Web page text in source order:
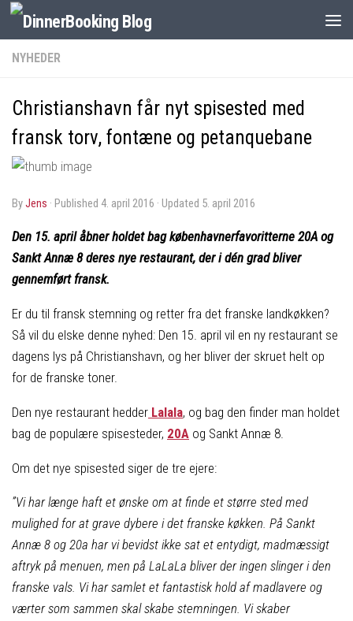
NYHEDER
Christianshavn får nyt spisested med
fransk torv, fontæne og petanquebane
byJens · Published 4. april 2016 · Updated 5. april 2016
Den 15. april åbner holdet bag københavnerfavoritterne 20A og
Sankt Annæ 8 deres nye restaurant, der i dén grad bliver
gennemført fransk.
Er du til fransk stemning og retter fra det franske landkøkken?
Så vil du elske denne nyhed: Den 15. april vil en ny restaurant se
dagens lys på Christianshavn, og her bliver der skruet helt op
for de franske toner.
Den nye restaurant hedder Lalala, og bag den finder man holdet
bag de populære spisesteder, 20A og Sankt Annæ 8.
Om det nye spisested siger de tre ejere:
”Vi har længe haft et ønske om at finde et større sted med
mulighed for at grave dybere i det franske køkken. På Sankt
Annæ 8 og 20a har vi bevidst ikke sat et entydigt, madmæssigt
aftryk på menuen, men på LaLaLa bliver der ingen slinger i den
franske vals. Vi har samlet et fantastisk hold af madlavere og
værter som sammen skal skabe stemningen. Vi skaber